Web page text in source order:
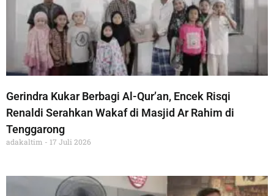
Gerindra Kukar Berbagi Al-Qur’an, Encek Risqi
Renaldi Serahkan Wakaf di Masjid Ar Rahim di
Tenggarong
adakaltim 17 Juli 2026